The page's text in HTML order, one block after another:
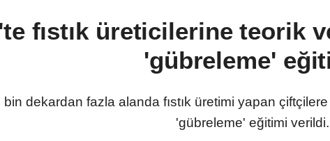
fıstık üreticilerine teorik
'gübreleme'
bin dekardan fazla alanda fıstık üretimi yapan
'gübreleme' eğitimi verildi.